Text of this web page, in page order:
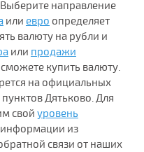
направление
или евро определяет
валюту на рубли и
или продажи
купить валюту.
на официальных
Дятьково. Для
свой уровень
из
связи от наших